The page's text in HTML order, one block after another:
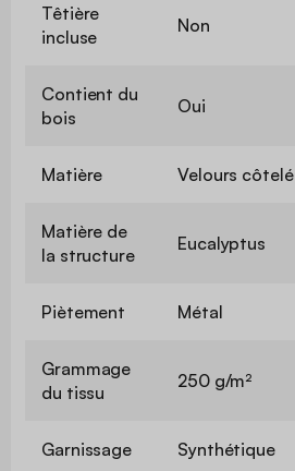
Têtière
incluse
Non
Contient du
bois
Oui
Matière Velours côtelé
Matière de
la structure
Eucalyptus
Piètement Métal
Grammage
du tissu
250 g/m²
Garnissage Synthétique